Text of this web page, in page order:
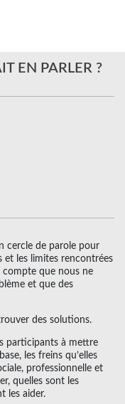
EN PARLER ?
cercle de parole pour
et les limites rencontrées
compte que nous ne
et que des
des solutions.
participants à mettre
les freins qu’elles
professionnelle et
quelles sont les
les aider.